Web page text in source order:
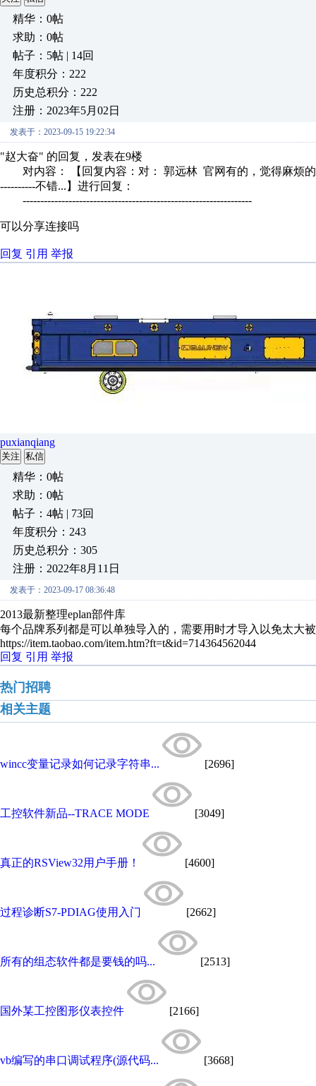
精华：0帖
求助：0帖
帖子：5帖 | 14回
年度积分：222
历史总积分：222
注册：2023年5月02日
发表于：2023-09-15 19:22:34
"赵大奋" 的回复，发表在9楼
对内容： 【回复内容：对： 郭远林 官网有的，觉得麻烦的
----------不错...】进行回复：
-----------------------------------------------------------------
可以分享连接吗
回复 引用 举报
puxianqiang
关注 私信
精华：0帖
求助：0帖
帖子：4帖 | 73回
年度积分：243
历史总积分：305
注册：2022年8月11日
发表于：2023-09-17 08:36:48
2013最新整理eplan部件库
每个品牌系列都是可以单独导入的，需要用时才导入以免太大
https://item.taobao.com/item.htm?ft=t&id=714364562044
回复 引用 举报
热门招聘
相关主题
wincc变量记录如何记录字符串... [2696]
工控软件新品--TRACE MODE [3049]
真正的RSView32用户手册！ [4600]
过程诊断S7-PDIAG使用入门 [2662]
所有的组态软件都是要钱的吗... [2513]
国外某工控图形仪表控件 [2166]
vb编写的串口调试程序(源代码... [3668]